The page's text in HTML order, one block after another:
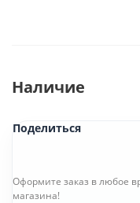
Наличие
Поделиться
Оформите заказ в любое
магазина!